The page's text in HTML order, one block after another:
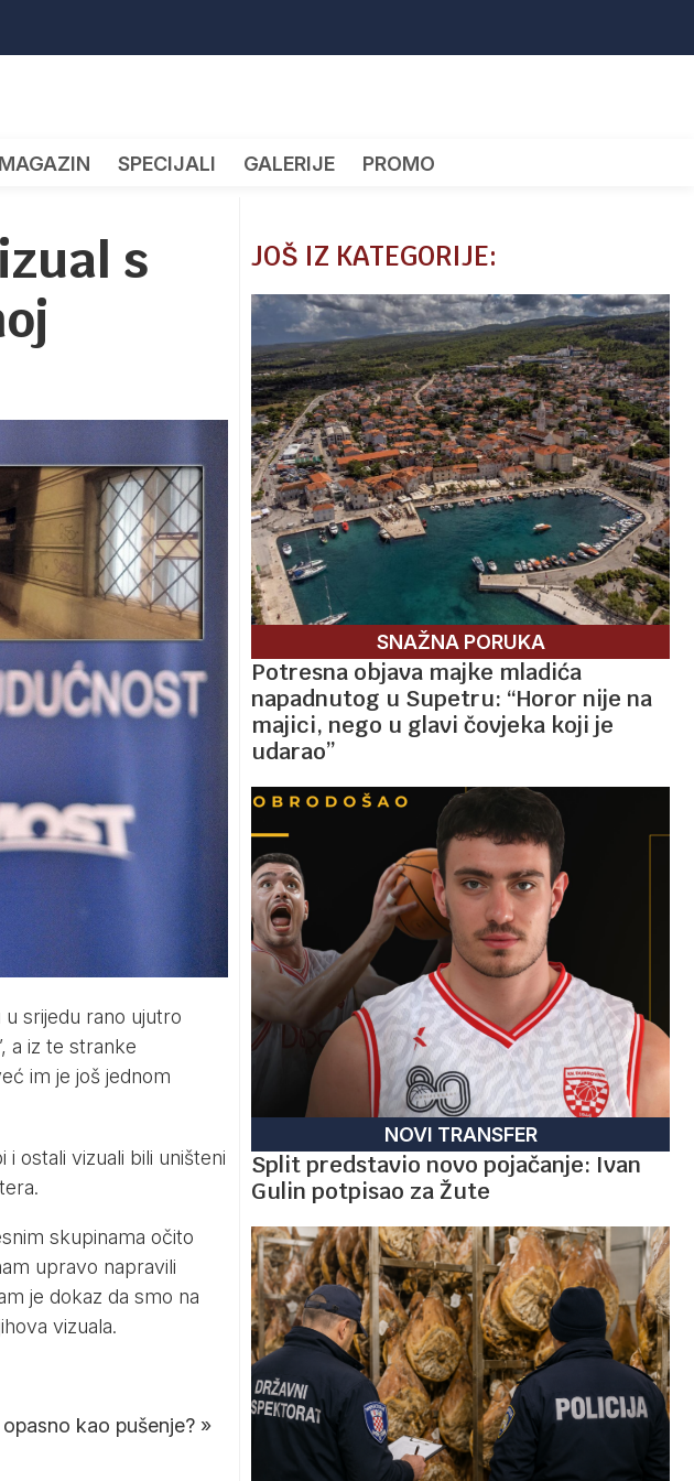
MAGAZIN SPECIJALI GALERIJE PROMO
s
srijedu rano ujutro
a iz te stranke
im je još jednom
ostali vizuali bili uništeni
skupinama očito
upravo napravili
je dokaz da smo na
vizuala.
kao pušenje? »
JOŠ IZ KATEGORIJE:
SNAŽNA PORUKA
Potresna objava majke mladića
napadnutog u Supetru: “Horor nije na
majici, nego u glavi čovjeka koji je
udarao”
NOVI TRANSFER
Split predstavio novo pojačanje: Ivan
Gulin potpisao za Žute